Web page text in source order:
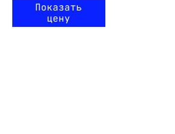
Показать
цену